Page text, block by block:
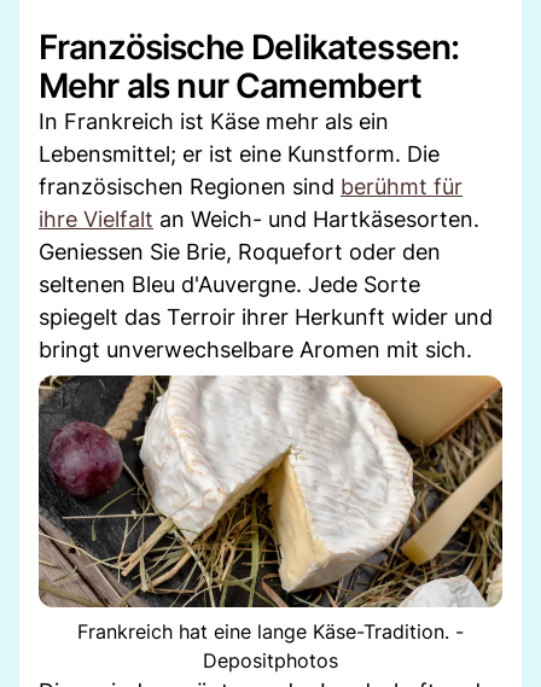
Französische Delikatessen:
Mehr als nur Camembert
In Frankreich ist Käse mehr als ein
Lebensmittel; er ist eine Kunstform. Die
französischen Regionen sind berühmt für
ihre Vielfalt an Weich- und Hartkäsesorten.
Geniessen Sie Brie, Roquefort oder den
seltenen Bleu d'Auvergne. Jede Sorte
spiegelt das Terroir ihrer Herkunft wider und
bringt unverwechselbare Aromen mit sich.
Frankreich hat eine lange Käse-Tradition. -
Depositphotos